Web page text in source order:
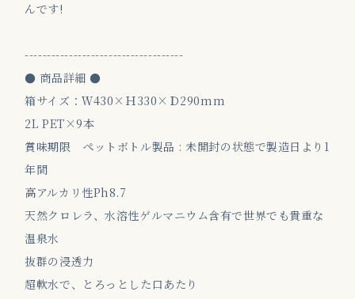
んです!
------------------------------------
● 商品詳細 ●
箱サイズ：Ｗ430×Ｈ330×Ｄ290mm
2L PET×9本
賞味期限 ペットボトル製品 : 未開封の状態で製造日より1
年間
高アルカリ性Ph8.7
天然クロレラ、水溶性ゲルマニウム含有で世界でも貴重な
温泉水
抜群の浸透力
超軟水で、とろっとした口あたり